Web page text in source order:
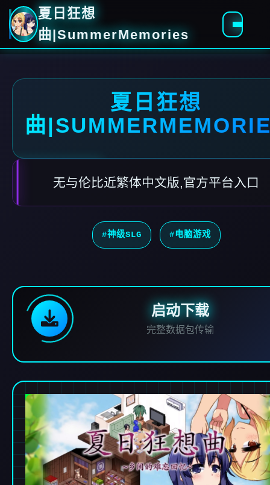
夏日狂想
曲|SummerMemories
夏日狂想
曲
无与伦比近繁体中文版,官方平台入口
#神级SLG #电脑游戏
启动下载
完整数据包传输